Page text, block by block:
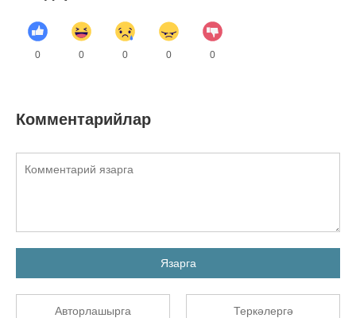
0 0 0 0 0
Комментарийлар
Язарга
Авторлашырга Теркәлергә